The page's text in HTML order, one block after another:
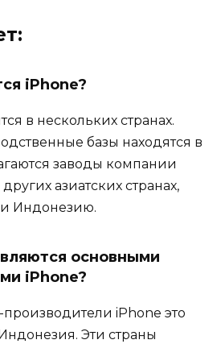
iPhone?
в нескольких странах.
базы находятся в
заводы компании
азиатских странах,
Индонезию.
основными
iPhone?
iPhone это
Эти страны